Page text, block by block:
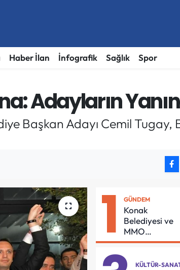
Haber İlan İnfografik Sağlık Spor
Adayların
Başkan Adayı Cemil Tugay,
1 GÜNDEM
Konak
Belediyesi ve
MMO
Arasında
Güvenliği İçin
KÜLTÜR-